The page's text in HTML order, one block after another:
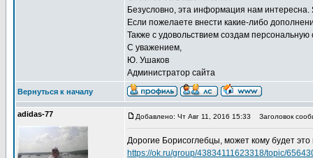
Безусловно, эта информация нам
Если пожелаете внести какие-либо
Также с удовольствием создам
С уважением,
Ю. Ушаков
Администратор сайта
Вернуться к началу
adidas-77 Добавлено: Чт Авг 11, 2016 15:33 Заголовок
Дорогие Борисоглебцы, может кому будет это
https://ok.ru/group/43834111623318/topic/